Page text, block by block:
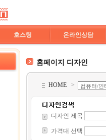
호스팅 온라인상담
홈페이지 디자인
HOME >
디자인 제목
가격대 선택